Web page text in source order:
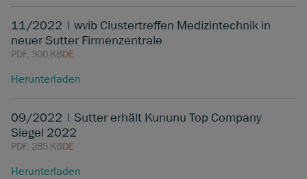
11/2022 | wvib Clustertreffen Medizintechnik in
neuer Sutter Firmenzentrale
PDF, 300 KBDE
Herunterladen
09/2022 | Sutter erhält Kununu Top Company
Siegel 2022
PDF, 285 KBDE
Herunterladen